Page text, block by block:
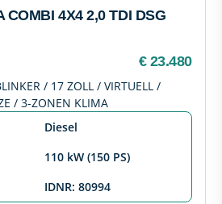
COMBI 4X4 2,0 TDI DSG
€ 23.480
/ 17 ZOLL / VIRTUELL /
/ 3-ZONEN KLIMA
Diesel
110 kW (150 PS)
IDNR: 80994